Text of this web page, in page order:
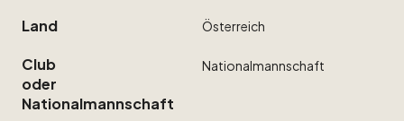
Land Österreich
Club
oder
Nationalmannschaft
Nationalmannschaft